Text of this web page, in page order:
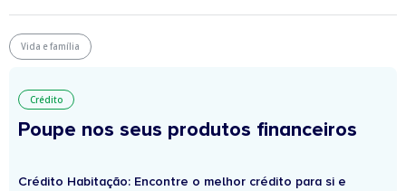
Vida e família
Crédito
Poupe nos seus produtos financeiros
Crédito Habitação: Encontre o melhor crédito para si e